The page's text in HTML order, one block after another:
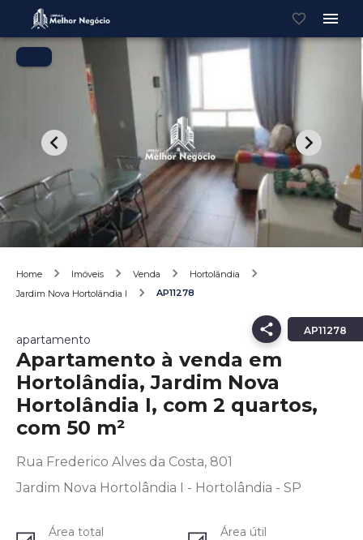
Home Imóveis Venda
Hortolândia
Jardim Nova Hortolândia I
AP11278
AP11278
apartamento
Apartamento à venda em
Hortolândia, Jardim Nova
Hortolândia I, com 2 quartos,
com 50 m²
Rua Frederico Alves da Costa, 801
Jardim Nova Hortolândia I - Hortolândia - SP
Área total Área útil